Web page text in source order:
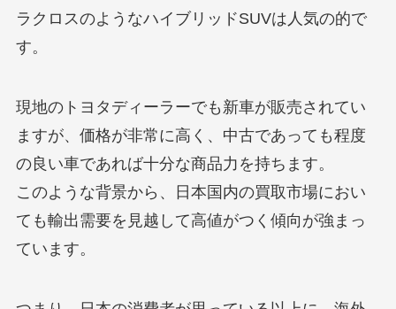
ラクロスのようなハイブリッドSUVは人気の的で
す。
現地のトヨタディーラーでも新車が販売されてい
ますが、価格が非常に高く、中古であっても程度
の良い車であれば十分な商品力を持ちます。
このような背景から、日本国内の買取市場におい
ても輸出需要を見越して高値がつく傾向が強まっ
ています。